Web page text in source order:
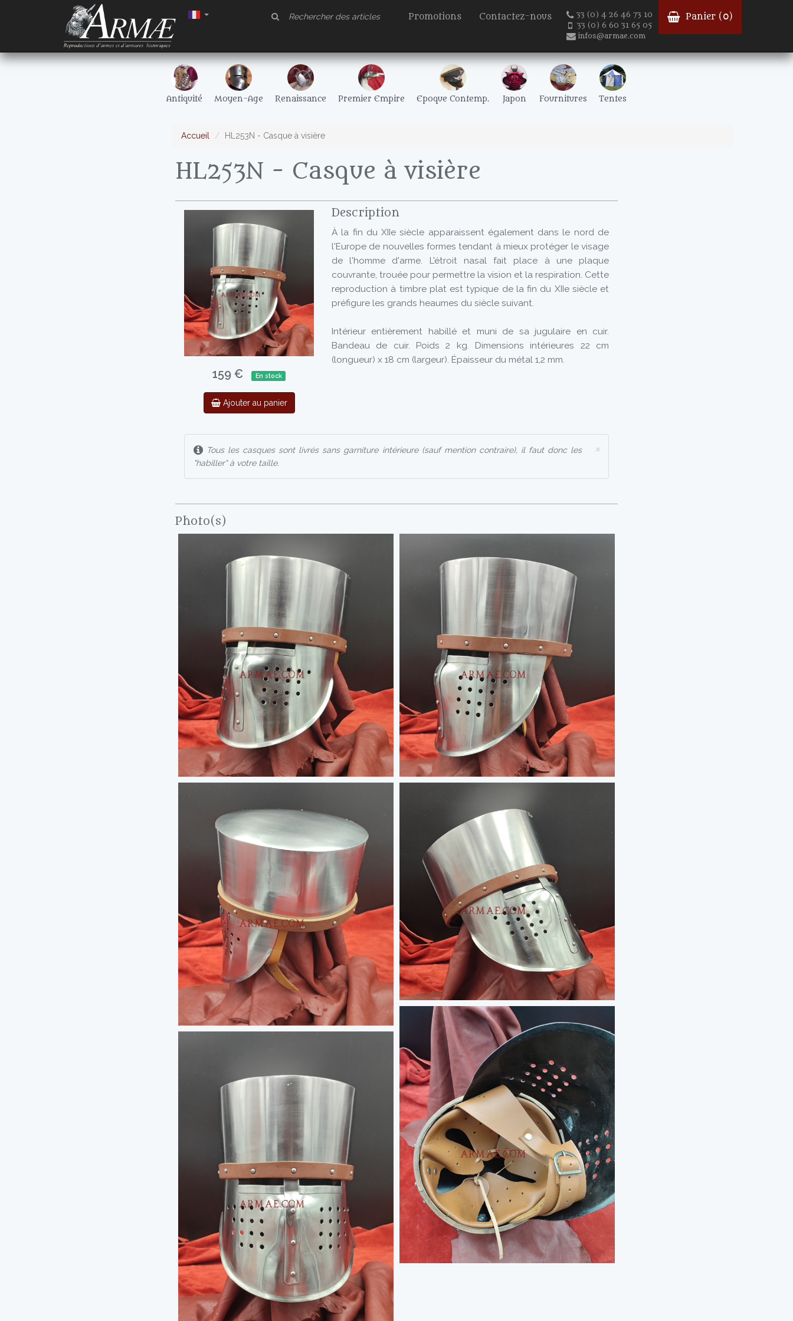
Promotions Contactez-nous
33 (0) 4 26 46 73 10
33 (0) 6 60 31 65 05
infos@armae.com
Panier ( 0)
Antiquité Moyen-Age Renaissance Premier Empire Epoque Contemp. Japon Fournitures Tentes
Accueil HL253N - Casque à visière
HL253N - Casque à visière
159 € En stock
Ajouter au panier
Description
À la fin du XIIe siècle apparaissent également dans le nord de
l'Europe de nouvelles formes tendant à mieux protéger le visage
de l'homme d'arme. L'étroit nasal fait place à une plaque
couvrante, trouée pour permettre la vision et la respiration. Cette
reproduction à timbre plat est typique de la fin du XIIe siècle et
préfigure les grands heaumes du siècle suivant.
Intérieur entièrement habillé et muni de sa jugulaire en cuir.
Bandeau de cuir. Poids 2 kg. Dimensions intérieures 22 cm
(longueur) x 18 cm (largeur). Épaisseur du métal 1,2 mm.
×
Tous les casques sont livrés sans garniture intérieure (sauf mention contraire), il faut donc les
"habiller" à votre taille.
Photo(s)